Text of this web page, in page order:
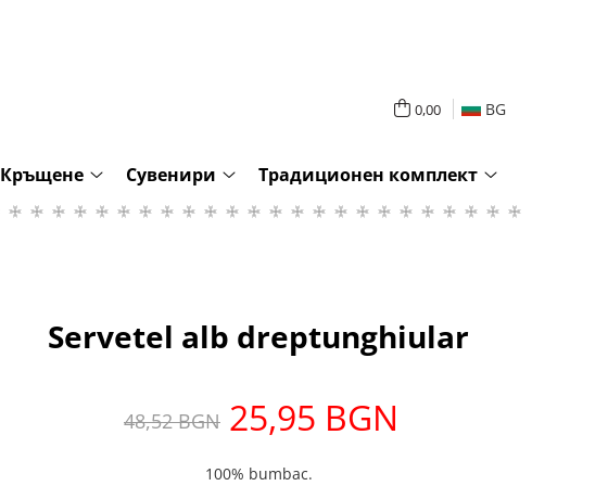
0,00 BG
Кръщене Сувенири Традиционен комплект
Servetel alb dreptunghiular
48,52 BGN 25,95 BGN
100% bumbac.